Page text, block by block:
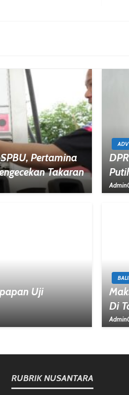
Pertamina
Takaran
ADV
Uji
Di
RUBRIK NUSANTARA